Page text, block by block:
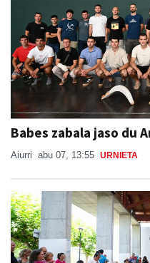
Babes zabala jaso du
Aiurri abu 07, 13:55 URNIETA